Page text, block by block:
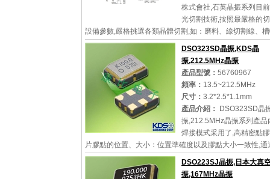
株式會社,石英晶振系列目
光切割技術,按照最嚴格的
設備參數,嚴格挑選各類晶體切割,如：磨料、線切割線、
過以上方法使切割出的晶片在厚度一致性、平行度、表面
查看大圖
DSO323SD晶振,KDS晶
振,212.5MHz晶振
產品型號： 56760967
頻率： 13.5~212.5MHz
尺寸： 3.2*2.5*1.1mm
產品介紹：
DSO323SD晶
振,212.5MHz晶振系列產品
焊接模式采用了,高精密點
片膠點的位置、大小：位置準確度以及膠點大小一致性,通
別及高精密度數字定位系統的運用、使晶片的點膠的精度
0.02mm之...
DSO223SJ晶振,日本大真
振,167MHz晶振